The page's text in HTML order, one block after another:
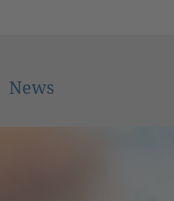
News